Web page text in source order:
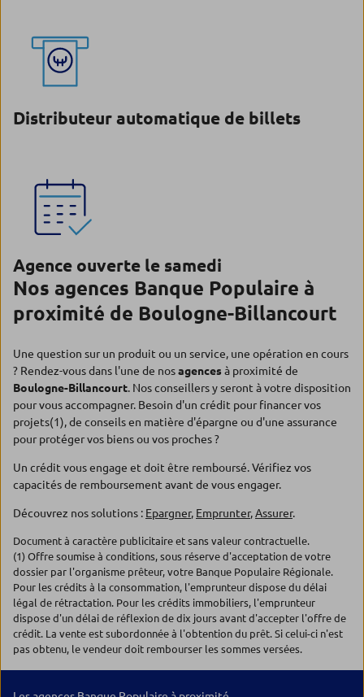
Distributeur automatique de billets
Agence ouverte le samedi
Nos agences Banque Populaire à
proximité de Boulogne-Billancourt
Une question sur un produit ou un service, une opération en cours
? Rendez-vous dans l'une de nosagencesà proximité de
Boulogne-Billancourt. Nos conseillers y seront à votre disposition
pour vous accompagner. Besoin d'un crédit pour financer vos
projets(1), de conseils en matière d'épargne ou d'une assurance
pour protéger vos biens ou vos proches ?
Un crédit vous engage et doit être remboursé. Vérifiez vos
capacités de remboursement avant de vous engager.
Découvrez nos solutions : Epargner, Emprunter,Assurer.
Document à caractère publicitaire et sans valeur contractuelle.
(1) Offre soumise à conditions, sous réserve d'acceptation de votre
dossier par l'organisme prêteur, votre Banque Populaire Régionale.
Pour les crédits à la consommation, l'emprunteur dispose du délai
légal de rétractation. Pour les crédits immobiliers, l'emprunteur
dispose d'un délai de réflexion de dix jours avant d'accepter l'offre de
crédit. La vente est subordonnée à l'obtention du prêt. Si celui-ci n'est
pas obtenu, le vendeur doit rembourser les sommes versées.